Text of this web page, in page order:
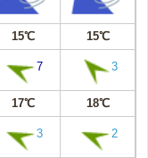
15℃ 15℃
7 3
17℃ 18℃
3 2